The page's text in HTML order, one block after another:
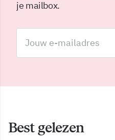
je mailbox.
Best gelezen